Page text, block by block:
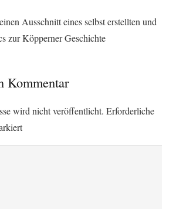
Ausschnitt eines selbst erstellten und
zur Köpperner Geschichte
Kommentar
wird nicht veröffentlicht. Erforderliche